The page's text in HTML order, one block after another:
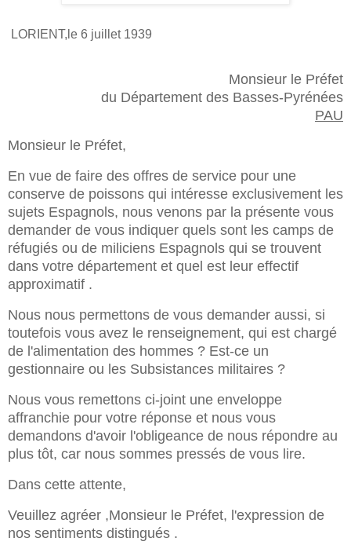
LORIENT,le 6 juillet 1939
Monsieur le Préfet
du Département des Basses-Pyrénées
PAU
Monsieur le Préfet,
En vue de faire des offres de service pour une
conserve de poissons qui intéresse exclusivement les
sujets Espagnols, nous venons par la présente vous
demander de vous indiquer quels sont les camps de
réfugiés ou de miliciens Espagnols qui se trouvent
dans votre département et quel est leur effectif
approximatif .
Nous nous permettons de vous demander aussi, si
toutefois vous avez le renseignement, qui est chargé
de l'alimentation des hommes ? Est-ce un
gestionnaire ou les Subsistances militaires ?
Nous vous remettons ci-joint une enveloppe
affranchie pour votre réponse et nous vous
demandons d'avoir l'obligeance de nous répondre au
plus tôt, car nous sommes pressés de vous lire.
Dans cette attente,
Veuillez agréer ,Monsieur le Préfet, l'expression de
nos sentiments distingués .